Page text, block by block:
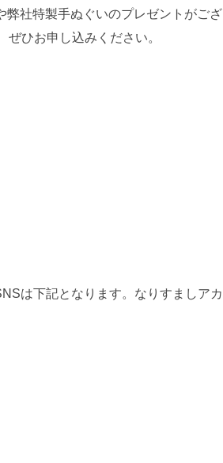
弊社特製手ぬぐいのプレゼントがござ
ひお申し込みください。
は下記となります。なりすましアカ